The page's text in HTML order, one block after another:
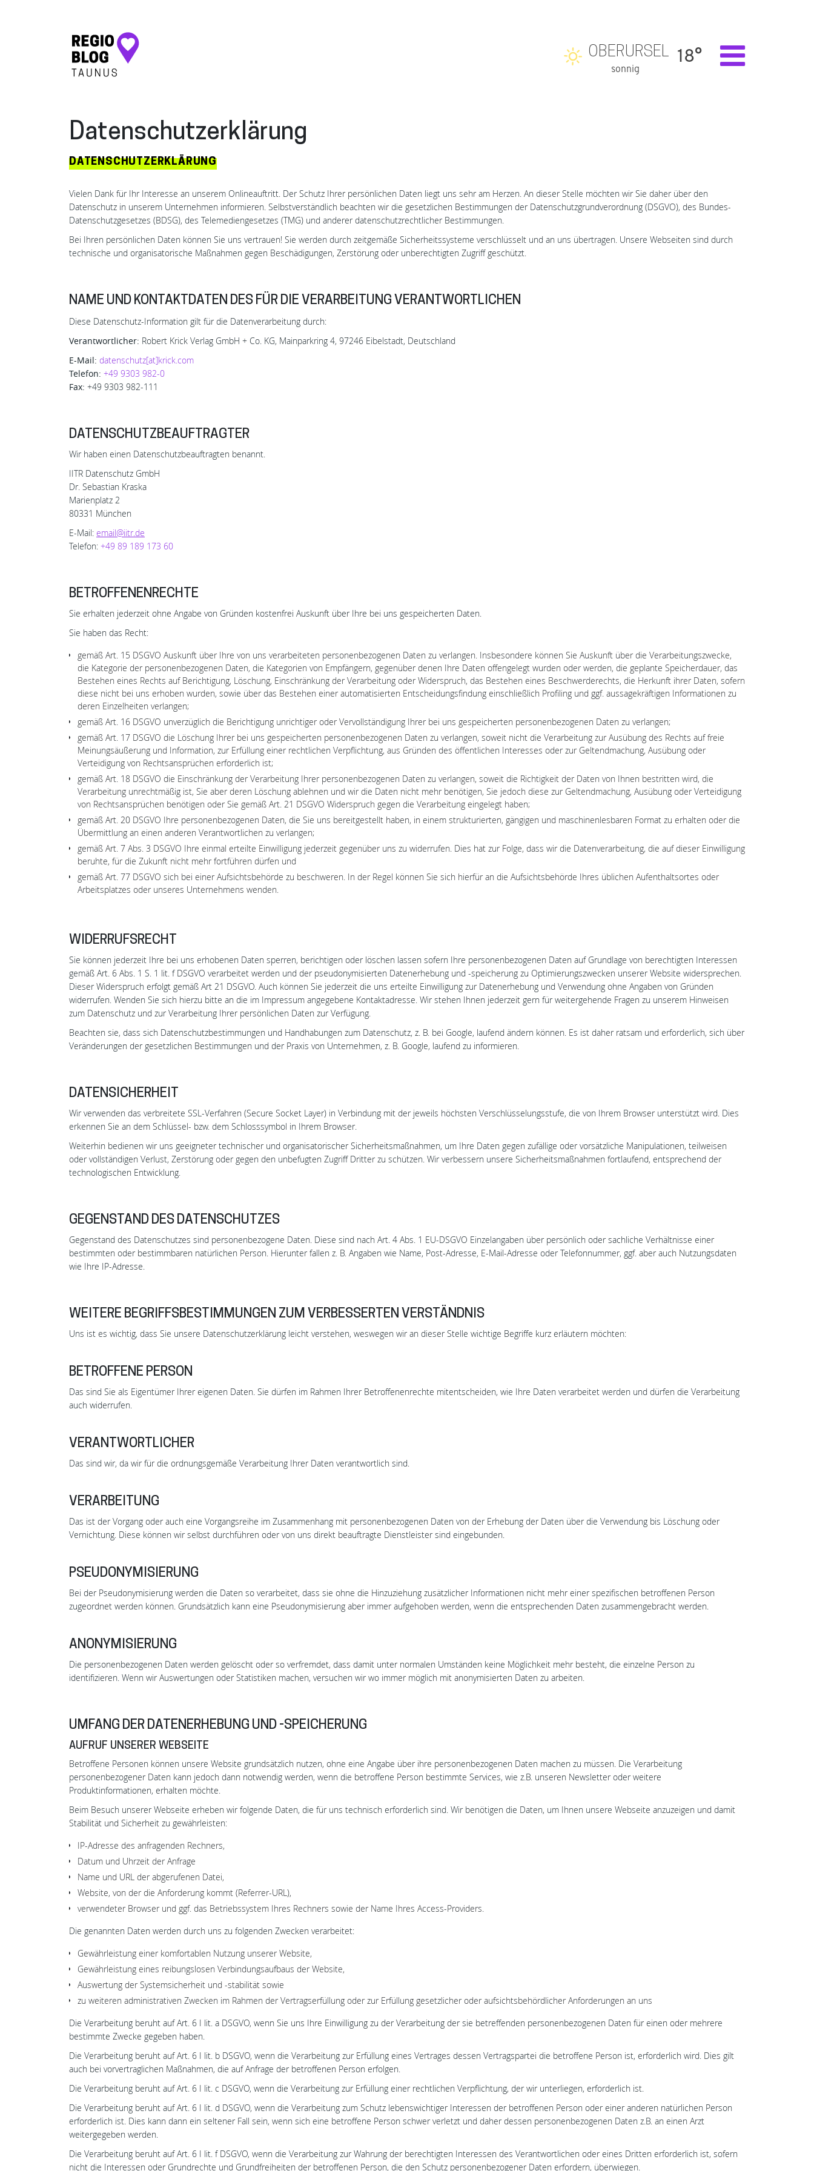
Hauptnavigation
OBERURSEL
sonnig
18°
Datenschutzerklärung
DATENSCHUTZERKLÄRUNG
Vielen Dank für Ihr Interesse an unserem Onlineauftritt. Der Schutz Ihrer persönlichen Daten liegt uns sehr am Herzen. An dieser Stelle möchten wir Sie daher über den
Datenschutz in unserem Unternehmen informieren. Selbstverständlich beachten wir die gesetzlichen Bestimmungen der Datenschutzgrundverordnung (DSGVO), des Bundes-
Datenschutzgesetzes (BDSG), des Telemediengesetzes (TMG) und anderer datenschutzrechtlicher Bestimmungen.
Bei Ihren persönlichen Daten können Sie uns vertrauen! Sie werden durch zeitgemäße Sicherheitssysteme verschlüsselt und an uns übertragen. Unsere Webseiten sind durch
technische und organisatorische Maßnahmen gegen Beschädigungen, Zerstörung oder unberechtigten Zugriff geschützt.
NAME UND KONTAKTDATEN DES FÜR DIE VERARBEITUNG VERANTWORTLICHEN
Diese Datenschutz-Information gilt für die Datenverarbeitung durch:
Verantwortlicher: Robert Krick Verlag GmbH + Co. KG, Mainparkring 4, 97246 Eibelstadt, Deutschland
E-Mail: datenschutz[at]krick.com
Telefon: +49 9303 982-0
Fax: +49 9303 982-111
DATENSCHUTZBEAUFTRAGTER
Wir haben einen Datenschutzbeauftragten benannt.
IITR Datenschutz GmbH
Dr. Sebastian Kraska
Marienplatz 2
80331 München
E-Mail: email@iitr.de
Telefon: +49 89 189 173 60
BETROFFENENRECHTE
Sie erhalten jederzeit ohne Angabe von Gründen kostenfrei Auskunft über Ihre bei uns gespeicherten Daten.
Sie haben das Recht:
gemäß Art. 15 DSGVO Auskunft über Ihre von uns verarbeiteten personenbezogenen Daten zu verlangen. Insbesondere können Sie Auskunft über die Verarbeitungszwecke,
die Kategorie der personenbezogenen Daten, die Kategorien von Empfängern, gegenüber denen Ihre Daten offengelegt wurden oder werden, die geplante Speicherdauer, das
Bestehen eines Rechts auf Berichtigung, Löschung, Einschränkung der Verarbeitung oder Widerspruch, das Bestehen eines Beschwerderechts, die Herkunft ihrer Daten, sofern
diese nicht bei uns erhoben wurden, sowie über das Bestehen einer automatisierten Entscheidungsfindung einschließlich Profiling und ggf. aussagekräftigen Informationen zu
deren Einzelheiten verlangen;
gemäß Art. 16 DSGVO unverzüglich die Berichtigung unrichtiger oder Vervollständigung Ihrer bei uns gespeicherten personenbezogenen Daten zu verlangen;
gemäß Art. 17 DSGVO die Löschung Ihrer bei uns gespeicherten personenbezogenen Daten zu verlangen, soweit nicht die Verarbeitung zur Ausübung des Rechts auf freie
Meinungsäußerung und Information, zur Erfüllung einer rechtlichen Verpflichtung, aus Gründen des öffentlichen Interesses oder zur Geltendmachung, Ausübung oder
Verteidigung von Rechtsansprüchen erforderlich ist;
gemäß Art. 18 DSGVO die Einschränkung der Verarbeitung Ihrer personenbezogenen Daten zu verlangen, soweit die Richtigkeit der Daten von Ihnen bestritten wird, die
Verarbeitung unrechtmäßig ist, Sie aber deren Löschung ablehnen und wir die Daten nicht mehr benötigen, Sie jedoch diese zur Geltendmachung, Ausübung oder Verteidigung
von Rechtsansprüchen benötigen oder Sie gemäß Art. 21 DSGVO Widerspruch gegen die Verarbeitung eingelegt haben;
gemäß Art. 20 DSGVO Ihre personenbezogenen Daten, die Sie uns bereitgestellt haben, in einem strukturierten, gängigen und maschinenlesbaren Format zu erhalten oder die
Übermittlung an einen anderen Verantwortlichen zu verlangen;
gemäß Art. 7 Abs. 3 DSGVO Ihre einmal erteilte Einwilligung jederzeit gegenüber uns zu widerrufen. Dies hat zur Folge, dass wir die Datenverarbeitung, die auf dieser Einwilligung
beruhte, für die Zukunft nicht mehr fortführen dürfen und
gemäß Art. 77 DSGVO sich bei einer Aufsichtsbehörde zu beschweren. In der Regel können Sie sich hierfür an die Aufsichtsbehörde Ihres üblichen Aufenthaltsortes oder
Arbeitsplatzes oder unseres Unternehmens wenden.
WIDERRUFSRECHT
Sie können jederzeit Ihre bei uns erhobenen Daten sperren, berichtigen oder löschen lassen sofern Ihre personenbezogenen Daten auf Grundlage von berechtigten Interessen
gemäß Art. 6 Abs. 1 S. 1 lit. f DSGVO verarbeitet werden und der pseudonymisierten Datenerhebung und -speicherung zu Optimierungszwecken unserer Website widersprechen.
Dieser Widerspruch erfolgt gemäß Art 21 DSGVO. Auch können Sie jederzeit die uns erteilte Einwilligung zur Datenerhebung und Verwendung ohne Angaben von Gründen
widerrufen. Wenden Sie sich hierzu bitte an die im Impressum angegebene Kontaktadresse. Wir stehen Ihnen jederzeit gern für weitergehende Fragen zu unserem Hinweisen
zum Datenschutz und zur Verarbeitung Ihrer persönlichen Daten zur Verfügung.
Beachten sie, dass sich Datenschutzbestimmungen und Handhabungen zum Datenschutz, z. B. bei Google, laufend ändern können. Es ist daher ratsam und erforderlich, sich über
Veränderungen der gesetzlichen Bestimmungen und der Praxis von Unternehmen, z. B. Google, laufend zu informieren.
DATENSICHERHEIT
Wir verwenden das verbreitete SSL-Verfahren (Secure Socket Layer) in Verbindung mit der jeweils höchsten Verschlüsselungsstufe, die von Ihrem Browser unterstützt wird. Dies
erkennen Sie an dem Schlüssel- bzw. dem Schlosssymbol in Ihrem Browser.
Weiterhin bedienen wir uns geeigneter technischer und organisatorischer Sicherheitsmaßnahmen, um Ihre Daten gegen zufällige oder vorsätzliche Manipulationen, teilweisen
oder vollständigen Verlust, Zerstörung oder gegen den unbefugten Zugriff Dritter zu schützen. Wir verbessern unsere Sicherheitsmaßnahmen fortlaufend, entsprechend der
technologischen Entwicklung.
GEGENSTAND DES DATENSCHUTZES
Gegenstand des Datenschutzes sind personenbezogene Daten. Diese sind nach Art. 4 Abs. 1 EU-DSGVO Einzelangaben über persönlich oder sachliche Verhältnisse einer
bestimmten oder bestimmbaren natürlichen Person. Hierunter fallen z. B. Angaben wie Name, Post-Adresse, E-Mail-Adresse oder Telefonnummer, ggf. aber auch Nutzungsdaten
wie Ihre IP-Adresse.
WEITERE BEGRIFFSBESTIMMUNGEN ZUM VERBESSERTEN VERSTÄNDNIS
Uns ist es wichtig, dass Sie unsere Datenschutzerklärung leicht verstehen, weswegen wir an dieser Stelle wichtige Begriffe kurz erläutern möchten:
BETROFFENE PERSON
Das sind Sie als Eigentümer Ihrer eigenen Daten. Sie dürfen im Rahmen Ihrer Betroffenenrechte mitentscheiden, wie Ihre Daten verarbeitet werden und dürfen die Verarbeitung
auch widerrufen.
VERANTWORTLICHER
Das sind wir, da wir für die ordnungsgemäße Verarbeitung Ihrer Daten verantwortlich sind.
VERARBEITUNG
Das ist der Vorgang oder auch eine Vorgangsreihe im Zusammenhang mit personenbezogenen Daten von der Erhebung der Daten über die Verwendung bis Löschung oder
Vernichtung. Diese können wir selbst durchführen oder von uns direkt beauftragte Dienstleister sind eingebunden.
PSEUDONYMISIERUNG
Bei der Pseudonymisierung werden die Daten so verarbeitet, dass sie ohne die Hinzuziehung zusätzlicher Informationen nicht mehr einer spezifischen betroffenen Person
zugeordnet werden können. Grundsätzlich kann eine Pseudonymisierung aber immer aufgehoben werden, wenn die entsprechenden Daten zusammengebracht werden.
ANONYMISIERUNG
Die personenbezogenen Daten werden gelöscht oder so verfremdet, dass damit unter normalen Umständen keine Möglichkeit mehr besteht, die einzelne Person zu
identifizieren. Wenn wir Auswertungen oder Statistiken machen, versuchen wir wo immer möglich mit anonymisierten Daten zu arbeiten.
UMFANG DER DATENERHEBUNG UND -SPEICHERUNG
AUFRUF UNSERER WEBSEITE
Betroffene Personen können unsere Website grundsätzlich nutzen, ohne eine Angabe über ihre personenbezogenen Daten machen zu müssen. Die Verarbeitung
personenbezogener Daten kann jedoch dann notwendig werden, wenn die betroffene Person bestimmte Services, wie z.B. unseren Newsletter oder weitere
Produktinformationen, erhalten möchte.
Beim Besuch unserer Webseite erheben wir folgende Daten, die für uns technisch erforderlich sind. Wir benötigen die Daten, um Ihnen unsere Webseite anzuzeigen und damit
Stabilität und Sicherheit zu gewährleisten:
IP-Adresse des anfragenden Rechners,
Datum und Uhrzeit der Anfrage
Name und URL der abgerufenen Datei,
Website, von der die Anforderung kommt (Referrer-URL),
verwendeter Browser und ggf. das Betriebssystem Ihres Rechners sowie der Name Ihres Access-Providers.
Die genannten Daten werden durch uns zu folgenden Zwecken verarbeitet:
Gewährleistung einer komfortablen Nutzung unserer Website,
Gewährleistung eines reibungslosen Verbindungsaufbaus der Website,
Auswertung der Systemsicherheit und -stabilität sowie
zu weiteren administrativen Zwecken im Rahmen der Vertragserfüllung oder zur Erfüllung gesetzlicher oder aufsichtsbehördlicher Anforderungen an uns
Die Verarbeitung beruht auf Art. 6 I lit. a DSGVO, wenn Sie uns Ihre Einwilligung zu der Verarbeitung der sie betreffenden personenbezogenen Daten für einen oder mehrere
bestimmte Zwecke gegeben haben.
Die Verarbeitung beruht auf Art. 6 I lit. b DSGVO, wenn die Verarbeitung zur Erfüllung eines Vertrages dessen Vertragspartei die betroffene Person ist, erforderlich wird. Dies gilt
auch bei vorvertraglichen Maßnahmen, die auf Anfrage der betroffenen Person erfolgen.
Die Verarbeitung beruht auf Art. 6 I lit. c DSGVO, wenn die Verarbeitung zur Erfüllung einer rechtlichen Verpflichtung, der wir unterliegen, erforderlich ist.
Die Verarbeitung beruht auf Art. 6 I lit. d DSGVO, wenn die Verarbeitung zum Schutz lebenswichtiger Interessen der betroffenen Person oder einer anderen natürlichen Person
erforderlich ist. Dies kann dann ein seltener Fall sein, wenn sich eine betroffene Person schwer verletzt und daher dessen personenbezogenen Daten z.B. an einen Arzt
weitergegeben werden.
Die Verarbeitung beruht auf Art. 6 I lit. f DSGVO, wenn die Verarbeitung zur Wahrung der berechtigten Interessen des Verantwortlichen oder eines Dritten erforderlich ist, sofern
nicht die Interessen oder Grundrechte und Grundfreiheiten der betroffenen Person, die den Schutz personenbezogener Daten erfordern, überwiegen.